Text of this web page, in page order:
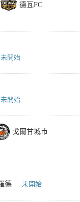
德瓦FC
未開始
未開始
戈爾甘城市
德 未開始